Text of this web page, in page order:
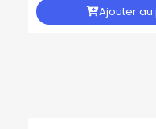
Ajouter